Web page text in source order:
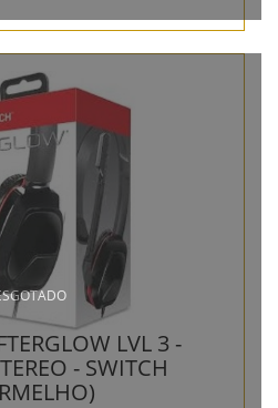
LVL 3 -
- SWITCH